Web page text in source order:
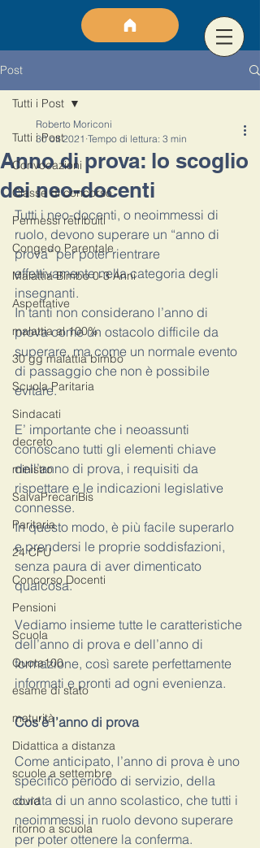
Post
Tutti i Post
Convocazioni
Classe di concorso
Permessi retribuiti
Congedo Parentale
Malattia Bimbo 0-3 Anni
Aspettative
malattia al 100%
30 gg malattia bimbo
Scuola Paritaria
Sindacati
decreto
ministro
SalvaPrecariBis
Paritaria
24 CFU
Concorso Docenti
Pensioni
Scuola
Quota100
esame di stato
maturità
Didattica a distanza
scuole a settembre
covid
ritorno a scuola
Tutti i Post
Anno di prova: lo scoglio
dei neo-docenti
Roberto Moriconi
30 ott 2021 Tempo di lettura: 3 min
Tutti i neo-docenti, o neoimmessi di
ruolo, devono superare un “anno di
prova” per poter rientrare
effettivamente nella categoria degli
insegnanti.
In tanti non considerano l’anno di
prova come un ostacolo difficile da
superare, ma come un normale evento
di passaggio che non è possibile
evitare.
E’ importante che i neoassunti
conoscano tutti gli elementi chiave
dell’anno di prova, i requisiti da
rispettare e le indicazioni legislative
connesse.
In questo modo, è più facile superarlo
e prendersi le proprie soddisfazioni,
senza paura di aver dimenticato
qualcosa.
Vediamo insieme tutte le caratteristiche
dell’anno di prova e dell’anno di
formazione, così sarete perfettamente
informati e pronti ad ogni evenienza.
Cos’è l’anno di prova
Come anticipato, l’anno di prova è uno
specifico periodo di servizio, della
durata di un anno scolastico, che tutti i
neoimmessi in ruolo devono superare
per poter ottenere la conferma.